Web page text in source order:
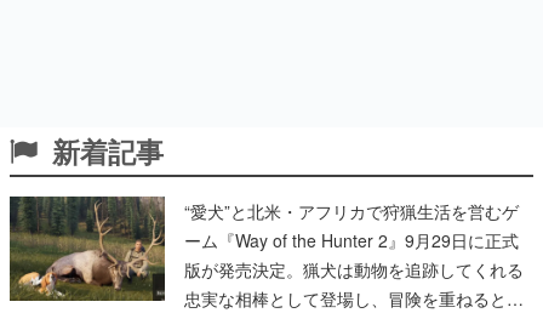
新着記事
“愛犬”と北米・アフリカで狩猟生活を営むゲ
ーム『Way of the Hunter 2』9月29日に正式
版が発売決定。猟犬は動物を追跡してくれる
忠実な相棒として登場し、冒険を重ねると成